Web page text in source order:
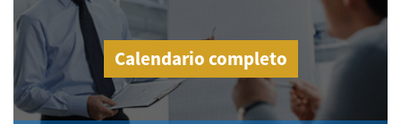
Calendario completo